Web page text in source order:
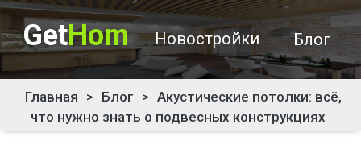
Новостройки
GetHom Блог
Главная > Блог > Акустические потолки: всё,
что нужно знать о подвесных конструкциях